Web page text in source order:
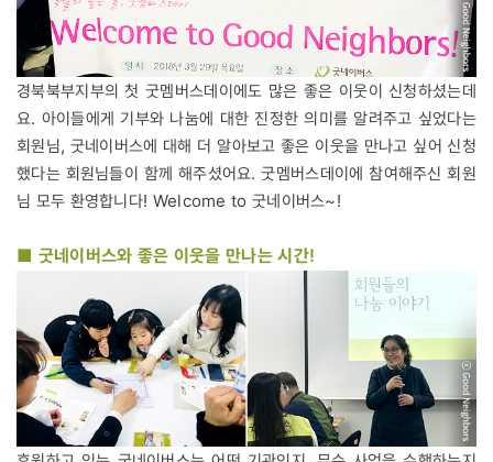
경북북부지부의 첫 굿멤버스데이에도 많은 좋은 이웃이 신청하셨는데
요. 아이들에게 기부와 나눔에 대한 진정한 의미를 알려주고 싶었다는
회원님, 굿네이버스에 대해 더 알아보고 좋은 이웃을 만나고 싶어 신청
했다는 회원님들이 함께 해주셨어요. 굿멤버스데이에 참여해주신 회원
님 모두 환영합니다! Welcome to 굿네이버스~!
■ 굿네이버스와 좋은 이웃을 만나는 시간!